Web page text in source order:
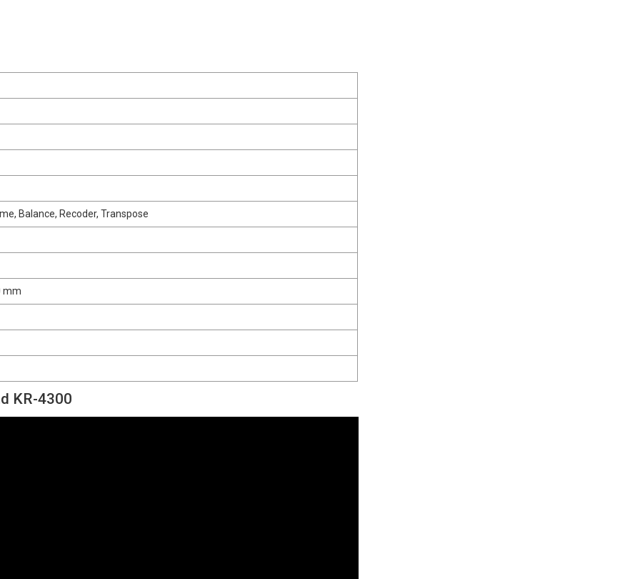
Balance, Recoder, Transpose
mm
KR-4300